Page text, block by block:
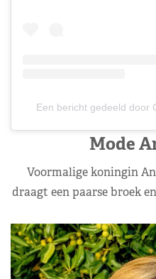
Een bericht gedeeld door
Mode
Voormalige koningin
draagt een paarse broek